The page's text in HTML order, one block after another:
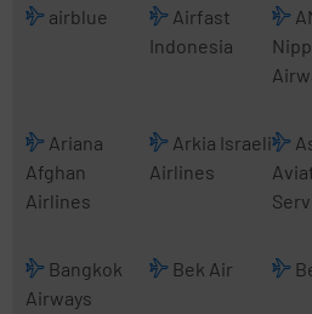
airblue
Airfast
Indonesia
Ariana
Afghan
Airlines
Arkia Israeli
Airlines
Bangkok
Airways
Bek Air